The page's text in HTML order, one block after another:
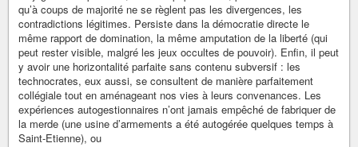
qu’à coups de majorité ne se règlent pas les divergences, les
contradictions légitimes. Persiste dans la démocratie directe le
même rapport de domination, la même amputation de la liberté (qui
peut rester visible, malgré les jeux occultes de pouvoir). Enfin, il peut
y avoir une horizontalité parfaite sans contenu subversif : les
technocrates, eux aussi, se consultent de manière parfaitement
collégiale tout en aménageant nos vies à leurs convenances. Les
expériences autogestionnaires n’ont jamais empêché de fabriquer de
la merde (une usine d’armements a été autogérée quelques temps à
Saint-Etienne), ou